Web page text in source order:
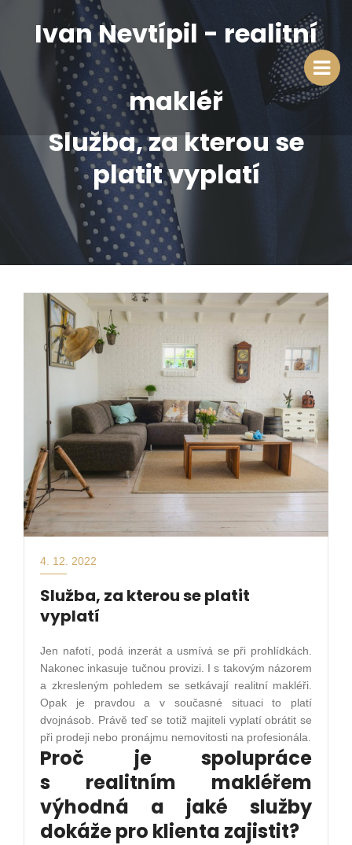
Ivan Nevtípil - realitní
makléř
Služba, za kterou se
platit vyplatí
4. 12. 2022
Služba, za kterou se platit
vyplatí
Jen nafotí, podá inzerát a usmívá se při prohlídkách.
Nakonec inkasuje tučnou provizi. I s takovým názorem
a zkresleným pohledem se setkávají realitní makléři.
Opak je pravdou a v současné situaci to platí
dvojnásob. Právě teď se totiž majiteli vyplatí obrátit se
při prodeji nebo pronájmu nemovitosti na profesionála.
Proč je spolupráce
s realitním makléřem
výhodná a jaké služby
dokáže pro klienta zajistit?